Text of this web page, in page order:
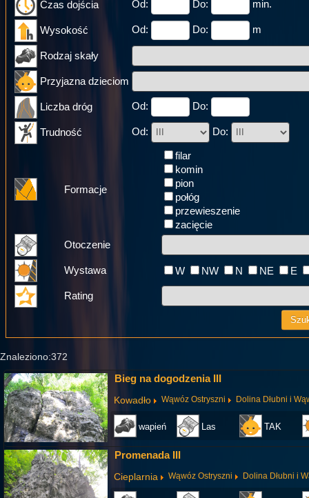
Czas dojścia Od: Do: min.
Wysokość Od: Do: m
Rodzaj skały
Przyjazna dzieciom
Liczba dróg Od: Do:
Trudność Od: Do:
Formacje
filar
komin
pion
połóg
przewieszenie
zacięcie
Otoczenie
Wystawa W NW N NE E
Rating
Znaleziono:372
Bieg na dogodzenia III
Kowadło Wąwóz Ostryszni Dolina Dłubni i
wapień Las TAK
Promenada III
Cieplarnia Wąwóz Ostryszni Dolina Dłubni i